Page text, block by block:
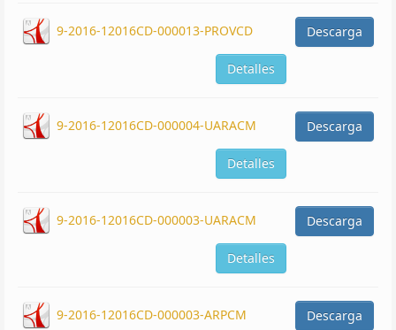
9-2016-12016CD-000013-PROVCD Descarga
Detalles
9-2016-12016CD-000004-UARACM Descarga
Detalles
9-2016-12016CD-000003-UARACM Descarga
Detalles
9-2016-12016CD-000003-ARPCM Descarga